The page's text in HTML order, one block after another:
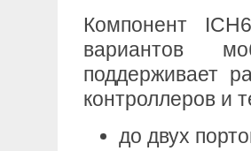
Компонент
вариантов
поддерживает
контроллеров и
до двух